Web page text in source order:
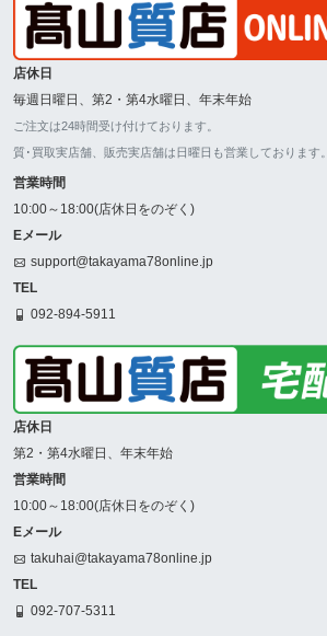
店休日
毎週日曜日、第2・第4水曜日、年末年始
ご注文は24時間受け付けております。
質･買取実店舗、販売実店舗は日曜日も営業しております。
営業時間
10:00～18:00(店休日をのぞく)
Eメール
support@takayama78online.jp
TEL
092-894-5911
店休日
第2・第4水曜日、年末年始
営業時間
10:00～18:00(店休日をのぞく)
Eメール
takuhai@takayama78online.jp
TEL
092-707-5311